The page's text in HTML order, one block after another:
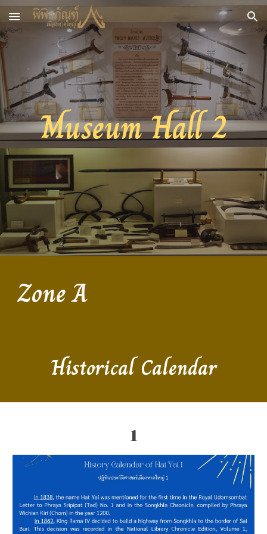
Skip to main content Skip to navigation
Museum Hall 2
Zone A
Historical Calendar
1